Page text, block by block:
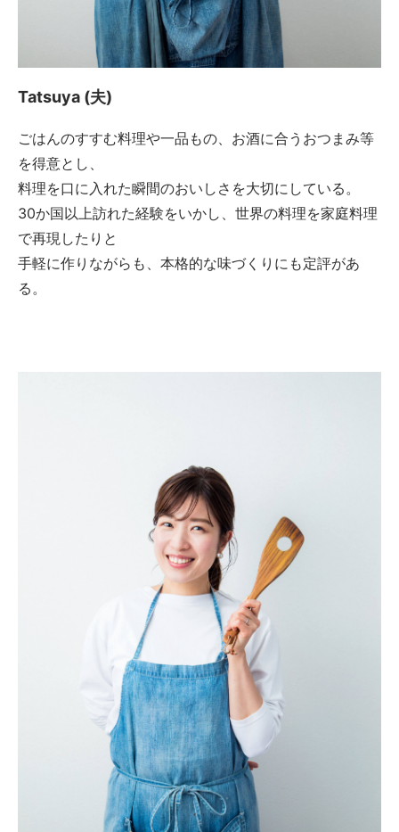
Tatsuya (夫)
ごはんのすすむ料理や一品もの、お酒に合うおつまみ等
を得意とし、
料理を口に入れた瞬間のおいしさを大切にしている。
30か国以上訪れた経験をいかし、世界の料理を家庭料理
で再現したりと
手軽に作りながらも、本格的な味づくりにも定評があ
る。